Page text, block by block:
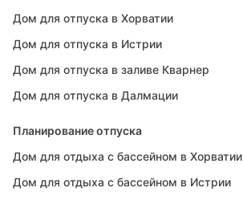
Дом для отпуска в Хорватии
Дом для отпуска в Истрии
Дом для отпуска в заливе Кварнер
Дом для отпуска в Далмации
Планирование отпуска
Дом для отдыха с бассейном в Хорватии
Дом для отдыха с бассейном в Истрии